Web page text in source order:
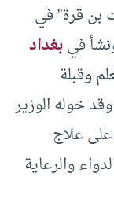
بن قرة” في
فيبغداد
وقبلة
وقد خوله الوزير
علاج
والرعاية